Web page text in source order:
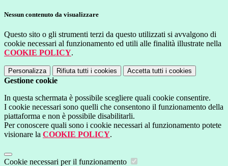
Nessun contenuto da visualizzare
Questo sito o gli strumenti terzi da questo utilizzati si avvalgono di
cookie necessari al funzionamento ed utili alle finalità illustrate nella
COOKIE POLICY.
Personalizza Rifiuta tutti i cookies Accetta tutti i cookies
Gestione cookie
In questa schermata è possibile scegliere quali cookie consentire.
I cookie necessari sono quelli che consentono il funzionamento della
piattaforma e non è possibile disabilitarli.
Per conoscere quali sono i cookie necessari al funzionamento potete
visionare la COOKIE POLICY.
Cookie necessari per il funzionamento